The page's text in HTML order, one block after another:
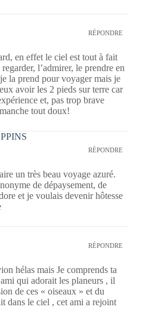
RÉPONDRE
en effet le ciel est tout à fait
l’admirer, le prendre en
la prend pour voyager mais je
avoir les 2 pieds sur terre car
et, pas trop brave
tout doux!
RÉPONDRE
un très beau voyage azuré.
de dépaysement, de
et je voulais devenir hôtesse
RÉPONDRE
hélas mais Je comprends ta
qui adorait les planeurs , il
de ces « oiseaux » et du
dans le ciel , cet ami a rejoint